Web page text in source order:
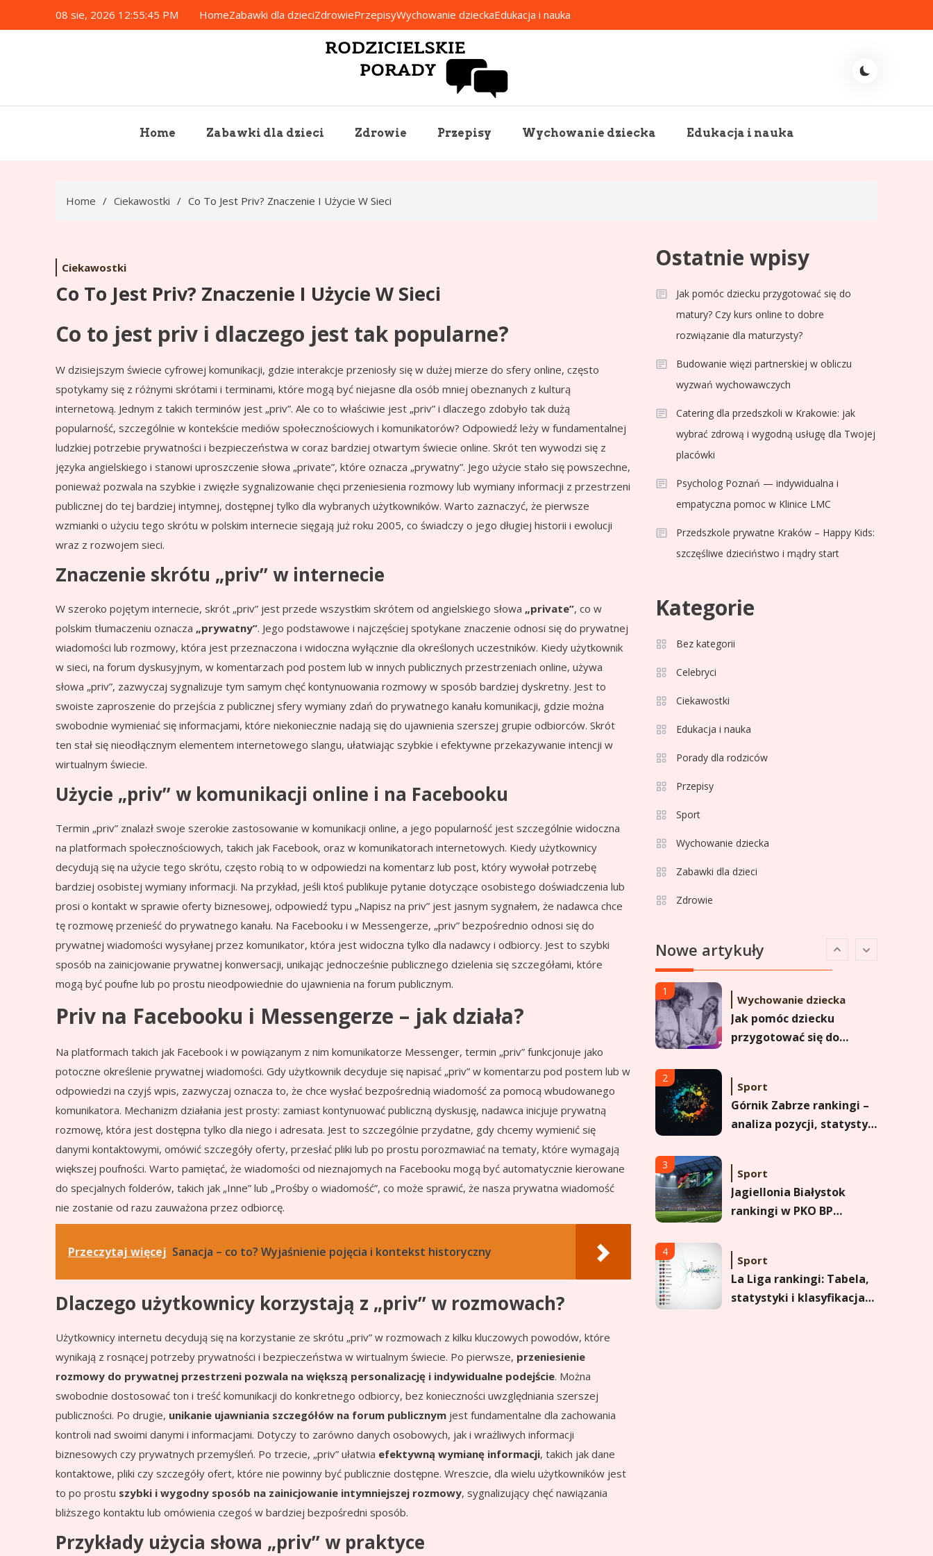
to
08 sie, 2026 12:55:46 PM HomeZabawki dla dzieciZdrowiePrzepisyWychowanie dzieckaEdukacja i nauka
Rodzicielskie Porady
Home Zabawki dla dzieci Zdrowie Przepisy Wychowanie dziecka Edukacja i nauka
Home Ciekawostki Co To Jest Priv? Znaczenie I Użycie W Sieci
Ciekawostki
Co To Jest Priv? Znaczenie I Użycie W Sieci
Co to jest priv i dlaczego jest tak popularne?
W dzisiejszym świecie cyfrowej komunikacji, gdzie interakcje przeniosły się w dużej mierze do sfery online, często
spotykamy się z różnymi skrótami i terminami, które mogą być niejasne dla osób mniej obeznanych z kulturą
internetową. Jednym z takich terminów jest „priv”. Ale co to właściwie jest „priv” i dlaczego zdobyło tak dużą
popularność, szczególnie w kontekście mediów społecznościowych i komunikatorów? Odpowiedź leży w fundamentalnej
ludzkiej potrzebie prywatności i bezpieczeństwa w coraz bardziej otwartym świecie online. Skrót ten wywodzi się z
języka angielskiego i stanowi uproszczenie słowa „private”, które oznacza „prywatny”. Jego użycie stało się powszechne,
ponieważ pozwala na szybkie i zwięzłe sygnalizowanie chęci przeniesienia rozmowy lub wymiany informacji z przestrzeni
publicznej do tej bardziej intymnej, dostępnej tylko dla wybranych użytkowników. Warto zaznaczyć, że pierwsze
wzmianki o użyciu tego skrótu w polskim internecie sięgają już roku 2005, co świadczy o jego długiej historii i ewolucji
wraz z rozwojem sieci.
Znaczenie skrótu „priv” w internecie
W szeroko pojętym internecie, skrót „priv” jest przede wszystkim skrótem od angielskiego słowa „private”, co w
polskim tłumaczeniu oznacza „prywatny”. Jego podstawowe i najczęściej spotykane znaczenie odnosi się do prywatnej
wiadomości lub rozmowy, która jest przeznaczona i widoczna wyłącznie dla określonych uczestników. Kiedy użytkownik
w sieci, na forum dyskusyjnym, w komentarzach pod postem lub w innych publicznych przestrzeniach online, używa
słowa „priv”, zazwyczaj sygnalizuje tym samym chęć kontynuowania rozmowy w sposób bardziej dyskretny. Jest to
swoiste zaproszenie do przejścia z publicznej sfery wymiany zdań do prywatnego kanału komunikacji, gdzie można
swobodnie wymieniać się informacjami, które niekoniecznie nadają się do ujawnienia szerszej grupie odbiorców. Skrót
ten stał się nieodłącznym elementem internetowego slangu, ułatwiając szybkie i efektywne przekazywanie intencji w
wirtualnym świecie.
Użycie „priv” w komunikacji online i na Facebooku
Termin „priv” znalazł swoje szerokie zastosowanie w komunikacji online, a jego popularność jest szczególnie widoczna
na platformach społecznościowych, takich jak Facebook, oraz w komunikatorach internetowych. Kiedy użytkownicy
decydują się na użycie tego skrótu, często robią to w odpowiedzi na komentarz lub post, który wywołał potrzebę
bardziej osobistej wymiany informacji. Na przykład, jeśli ktoś publikuje pytanie dotyczące osobistego doświadczenia lub
prosi o kontakt w sprawie oferty biznesowej, odpowiedź typu „Napisz na priv” jest jasnym sygnałem, że nadawca chce
tę rozmowę przenieść do prywatnego kanału. Na Facebooku i w Messengerze, „priv” bezpośrednio odnosi się do
prywatnej wiadomości wysyłanej przez komunikator, która jest widoczna tylko dla nadawcy i odbiorcy. Jest to szybki
sposób na zainicjowanie prywatnej konwersacji, unikając jednocześnie publicznego dzielenia się szczegółami, które
mogą być poufne lub po prostu nieodpowiednie do ujawnienia na forum publicznym.
Priv na Facebooku i Messengerze – jak działa?
Na platformach takich jak Facebook i w powiązanym z nim komunikatorze Messenger, termin „priv” funkcjonuje jako
potoczne określenie prywatnej wiadomości. Gdy użytkownik decyduje się napisać „priv” w komentarzu pod postem lub w
odpowiedzi na czyjś wpis, zazwyczaj oznacza to, że chce wysłać bezpośrednią wiadomość za pomocą wbudowanego
komunikatora. Mechanizm działania jest prosty: zamiast kontynuować publiczną dyskusję, nadawca inicjuje prywatną
rozmowę, która jest dostępna tylko dla niego i adresata. Jest to szczególnie przydatne, gdy chcemy wymienić się
danymi kontaktowymi, omówić szczegóły oferty, przesłać pliki lub po prostu porozmawiać na tematy, które wymagają
większej poufności. Warto pamiętać, że wiadomości od nieznajomych na Facebooku mogą być automatycznie kierowane
do specjalnych folderów, takich jak „Inne” lub „Prośby o wiadomość”, co może sprawić, że nasza prywatna wiadomość
nie zostanie od razu zauważona przez odbiorcę.
Przeczytaj więcej Sanacja – co to? Wyjaśnienie pojęcia i kontekst historyczny
Dlaczego użytkownicy korzystają z „priv” w rozmowach?
Użytkownicy internetu decydują się na korzystanie ze skrótu „priv” w rozmowach z kilku kluczowych powodów, które
wynikają z rosnącej potrzeby prywatności i bezpieczeństwa w wirtualnym świecie. Po pierwsze, przeniesienie
rozmowy do prywatnej przestrzeni pozwala na większą personalizację i indywidualne podejście. Można
swobodnie dostosować ton i treść komunikacji do konkretnego odbiorcy, bez konieczności uwzględniania szerszej
publiczności. Po drugie, unikanie ujawniania szczegółów na forum publicznym jest fundamentalne dla zachowania
kontroli nad swoimi danymi i informacjami. Dotyczy to zarówno danych osobowych, jak i wrażliwych informacji
biznesowych czy prywatnych przemyśleń. Po trzecie, „priv” ułatwia efektywną wymianę informacji, takich jak dane
kontaktowe, pliki czy szczegóły ofert, które nie powinny być publicznie dostępne. Wreszcie, dla wielu użytkowników jest
to po prostu szybki i wygodny sposób na zainicjowanie intymniejszej rozmowy, sygnalizujący chęć nawiązania
bliższego kontaktu lub omówienia czegoś w bardziej bezpośredni sposób.
Przykłady użycia słowa „priv” w praktyce
Ostatnie wpisy
Jak pomóc dziecku przygotować się do
matury? Czy kurs online to dobre
rozwiązanie dla maturzysty?
Budowanie więzi partnerskiej w obliczu
wyzwań wychowawczych
Catering dla przedszkoli w Krakowie: jak
wybrać zdrową i wygodną usługę dla Twojej
placówki
Psycholog Poznań — indywidualna i
empatyczna pomoc w Klinice LMC
Przedszkole prywatne Kraków – Happy Kids:
szczęśliwe dzieciństwo i mądry start
Kategorie
Bez kategorii
Celebryci
Ciekawostki
Edukacja i nauka
Porady dla rodziców
Przepisy
Sport
Wychowanie dziecka
Zabawki dla dzieci
Zdrowie
Nowe artykuły
3
formy i statystyk
4
La Liga rankingi: Tabela,
5
Lech Poznań rankingi:
Analiza pozycji w
6
Analiza pozycji w
Ekstraklasie i historyczne
dane
1
Wychowanie dziecka
Jak pomóc dziecku
przygotować się do
to dobre rozwiązanie dla
maturzysty?
2
Sport
Górnik Zabrze rankingi –
analiza pozycji, statystyk
3
Sport
Jagiellonia Białystok
rankingi w PKO BP
formy i statystyk
4
Sport
La Liga rankingi: Tabela,
statystyki i klasyfikacja